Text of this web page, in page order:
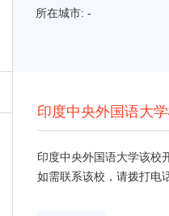
所在城市: -
印度中央外国语大学
印度中央外国语大学该校
如需联系该校，请拨打电